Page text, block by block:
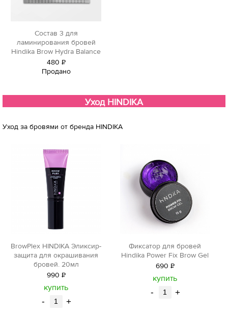
Состав 3 для
ламинирования бровей
Hindika Brow Hydra Balance
480 Р
уб.
Продано
Уход HINDIKA
Уход за бровями от бренда HINDIKA
BrowPlex HINDIKA Эликсир-
защита для окрашивания
бровей. 20мл
990 Р
уб.
купить
- +
Фиксатор для бровей
Hindika Power Fix Brow Gel
690 Р
уб.
купить
- +